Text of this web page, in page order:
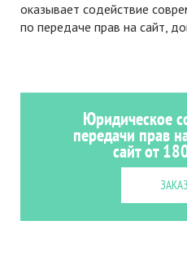
оказывает содействие
по передаче прав на сайт,
Юридическое
передачи прав
сайт от